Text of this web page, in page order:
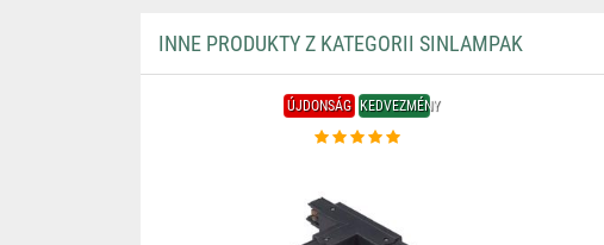
INNE PRODUKTY Z KATEGORII SINLAMPAK
ÚJDONSÁG KEDVEZMÉNY